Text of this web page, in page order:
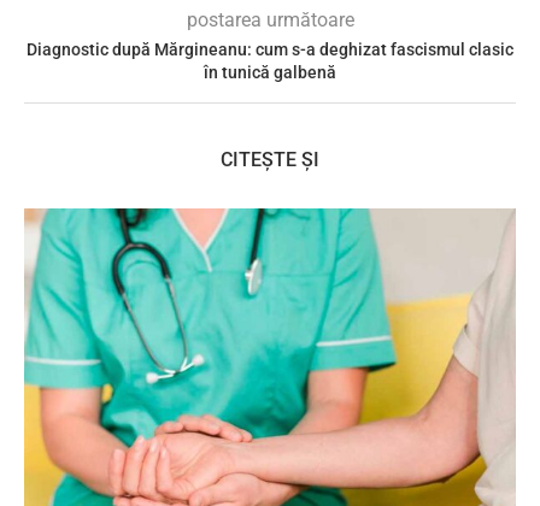
postarea următoare
Diagnostic după Mărgineanu: cum s-a deghizat fascismul clasic
în tunică galbenă
CITEȘTE ȘI